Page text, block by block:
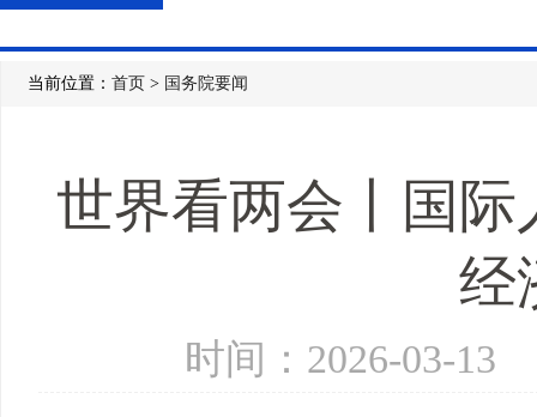
当前位置： 首页 > 国务院要闻
世界看两会丨国
经
时间：2026-03-